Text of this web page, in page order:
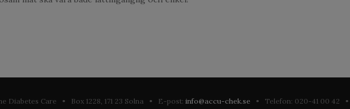
Diabetes Care • Box 1228, 171 23 Solna • E-post: info@accu-chek.se • Telefon: 020-41 00 42 •